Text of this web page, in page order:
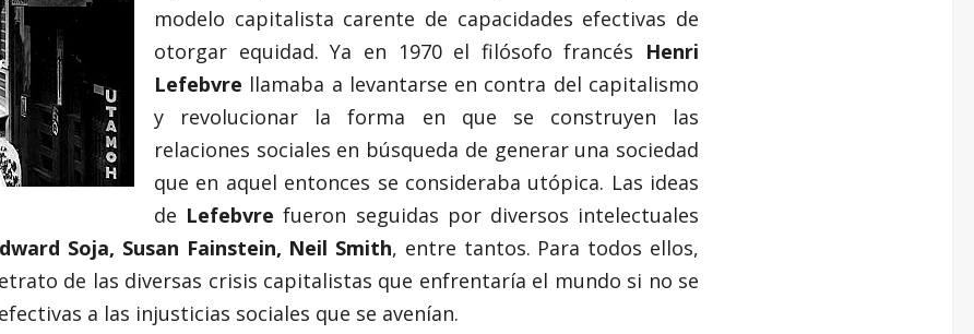
modelo capitalista carente de capacidades efectivas de
otorgar equidad. Ya en 1970 el filósofo francés Henri
Lefebvre llamaba a levantarse en contra del capitalismo
y revolucionar la forma en que se construyen las
relaciones sociales en búsqueda de generar una sociedad
que en aquel entonces se consideraba utópica. Las ideas
de Lefebvre fueron seguidas por diversos intelectuales
Soja, Susan Fainstein, Neil Smith, entre tantos. Para todos ellos,
de las diversas crisis capitalistas que enfrentaría el mundo si no se
a las injusticias sociales que se avenían.